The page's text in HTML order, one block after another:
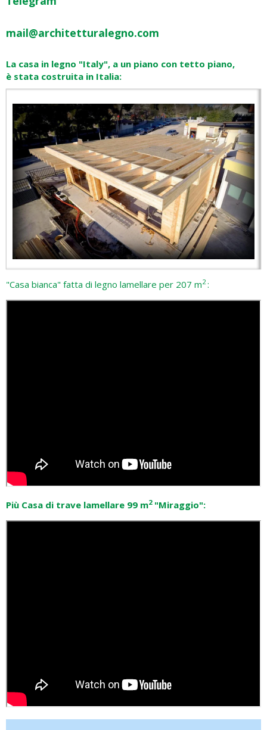
mail@architetturalegno.com
La casa in legno "Italy", a un piano con tetto piano,
è stata costruita in Italia:
"Casa bianca" fatta di legno lamellare per 207 m2:
Più Casa di trave lamellare 99 m2"Miraggio":